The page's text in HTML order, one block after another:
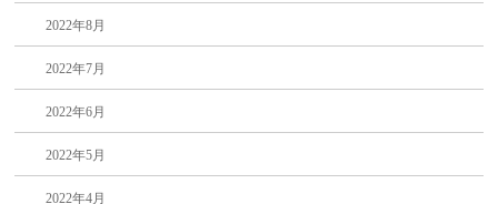
2022年8月
2022年7月
2022年6月
2022年5月
2022年4月